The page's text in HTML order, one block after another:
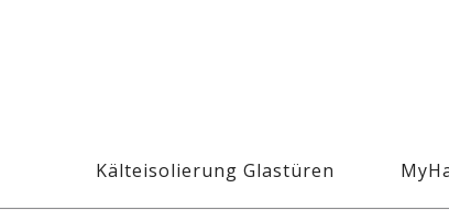
Kälteisolierung Glastüren